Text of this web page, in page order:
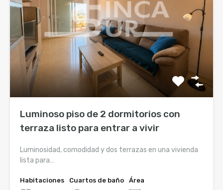
Luminoso piso de 2 dormitorios con
terraza listo para entrar a vivir
Luminosidad, comodidad y dos terrazas en una vivienda
lista para…
Habitaciones
Cuartos de baño
Área